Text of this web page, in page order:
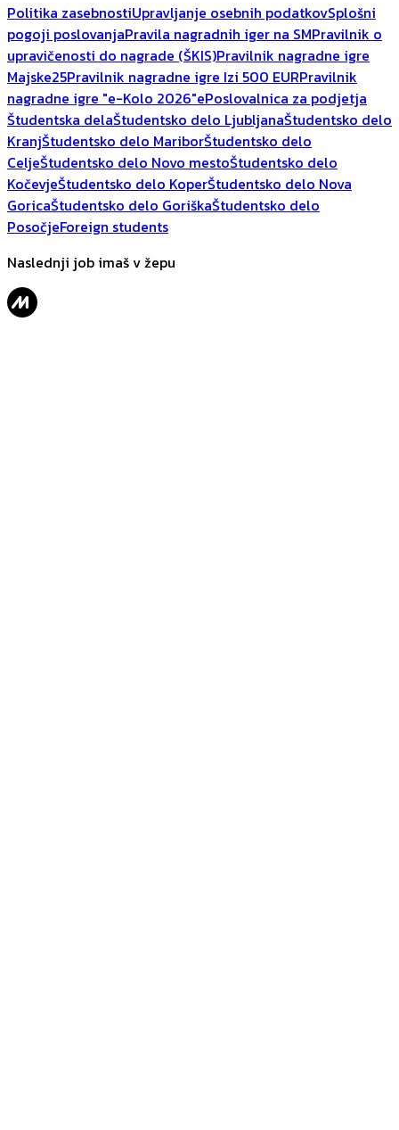
Politika zasebnostiUpravljanje osebnih podatkovSplošni
pogoji poslovanjaPravila nagradnih iger na SMPravilnik o
upravičenosti do nagrade (ŠKIS)Pravilnik nagradne igre
Majske25Pravilnik nagradne igre Izi 500 EURPravilnik
nagradne igre "e-Kolo 2026"ePoslovalnica za podjetja
Študentska delaŠtudentsko delo LjubljanaŠtudentsko delo
KranjŠtudentsko delo MariborŠtudentsko delo
CeljeŠtudentsko delo Novo mestoŠtudentsko delo
KočevjeŠtudentsko delo KoperŠtudentsko delo Nova
GoricaŠtudentsko delo GoriškaŠtudentsko delo
PosočjeForeign students
Naslednji job imaš v žepu